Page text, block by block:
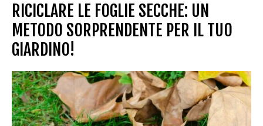
RICICLARE LE FOGLIE SECCHE: UN
METODO SORPRENDENTE PER IL TUO
GIARDINO!